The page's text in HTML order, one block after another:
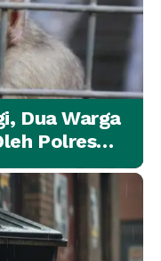
Dua Warga
Polres